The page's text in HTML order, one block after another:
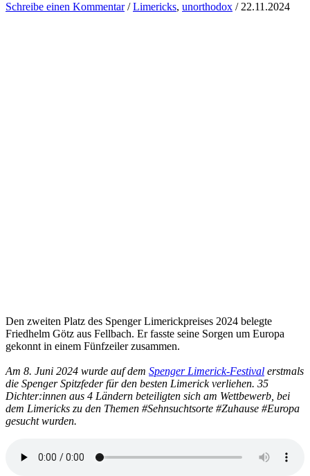
Schreibe einen Kommentar /Limericks, unorthodox / 22.11.2024
Den zweiten Platz des Spenger Limerickpreises 2024 belegte
Friedhelm Götz aus Fellbach. Er fasste seine Sorgen um Europa
gekonnt in einem Fünfzeiler zusammen.
Am 8. Juni 2024 wurde auf dem Spenger Limerick-Festival erstmals
die Spenger Spitzfeder für den besten Limerick verliehen. 35
Dichter:innen aus 4 Ländern beteiligten sich am Wettbewerb, bei
dem Limericks zu den Themen #Sehnsuchtsorte #Zuhause #Europa
gesucht wurden.